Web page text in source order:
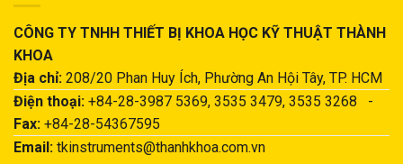
CÔNG TY TNHH THIẾT BỊ KHOA HỌC KỸ THUẬT THÀNH
KHOA
Địa chỉ: 208/20 Phan Huy Ích, Phường An Hội Tây, TP. HCM
Điện thoại: +84-28-3987 5369, 3535 3479, 3535 3268 -
Fax: +84-28-54367595
Email: tkinstruments@thanhkhoa.com.vn